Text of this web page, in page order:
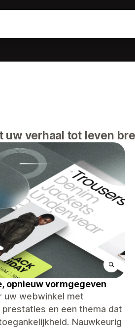
uw verhaal tot leven
opnieuw vormgegeven
uw webwinkel met
en een thema dat
Nauwkeurig